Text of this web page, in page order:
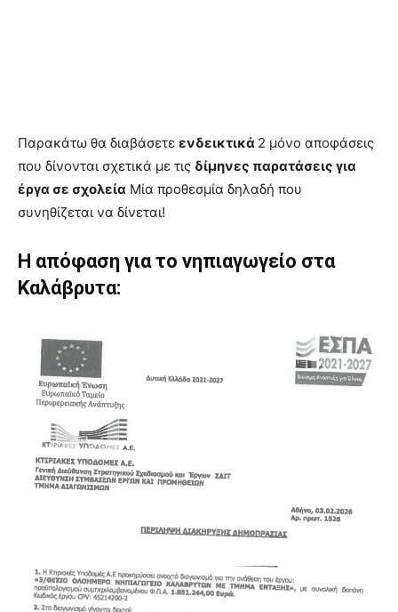
Παρακάτω θα διαβάσετε ενδεικτικά 2 μόνο αποφάσεις
που δίνονται σχετικά με τις δίμηνες παρατάσεις για
έργα σε σχολεία Μία προθεσμία δηλαδή που
συνηθίζεται να δίνεται!
Η απόφαση για το νηπιαγωγείο στα
Καλάβρυτα: